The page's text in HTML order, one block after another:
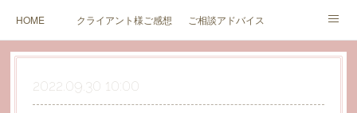
HOME クライアント様ご感想 ご相談アドバイス
セミナーのご案内とご感想ブログ 価格（新規受付中止中）
カウンセリング同意書
2022.09.30 10:00